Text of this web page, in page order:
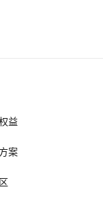
益
案